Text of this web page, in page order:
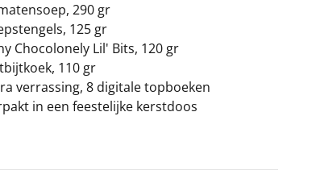
290 gr
125 gr
Chocolonely Lil' Bits, 120 gr
110 gr
verrassing, 8 digitale topboeken
in een feestelijke kerstdoos